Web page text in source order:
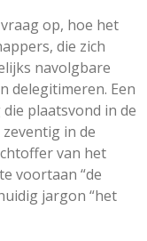
op, hoe het
die zich
navolgbare
delegitimeren. Een
plaatsvond in de
in de
van het
voortaan “de
jargon “het